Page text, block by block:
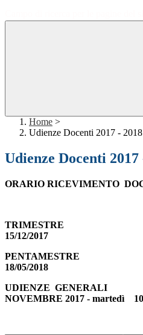
Home >
Udienze Docenti 2017 - 2018
Udienze Docenti 2017
ORARIO RICEVIMENTO
TRIMESTRE dal
15/12/2017
PENTAMESTRE
18/05/2018
UDIENZE GENERALI
NOVEMBRE 2017 - martedì 10